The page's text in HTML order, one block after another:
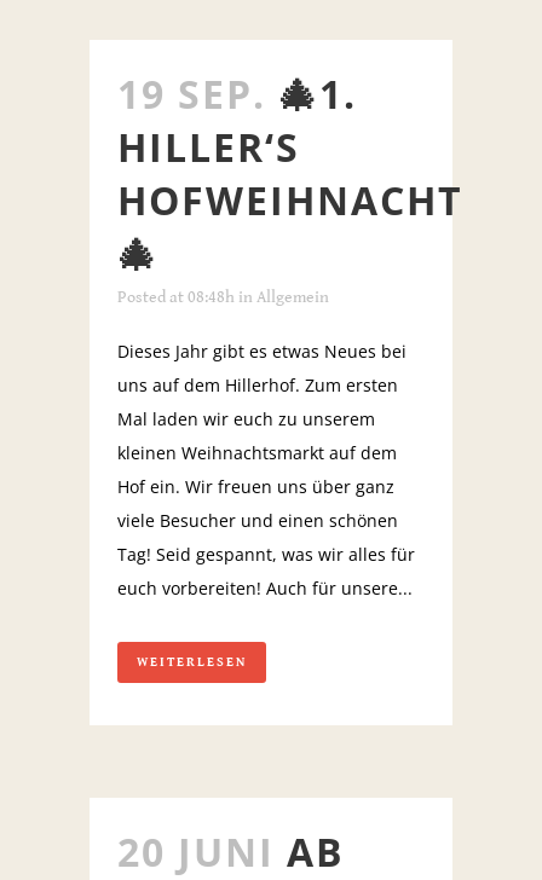
19 SEP. 🎄1.
HILLER‘S
HOFWEIHNACHT
🎄
Posted at 08:48h in Allgemein
Dieses Jahr gibt es etwas Neues bei
uns auf dem Hillerhof. Zum ersten
Mal laden wir euch zu unserem
kleinen Weihnachtsmarkt auf dem
Hof ein. Wir freuen uns über ganz
viele Besucher und einen schönen
Tag! Seid gespannt, was wir alles für
euch vorbereiten! Auch für unsere...
WEITERLESEN
20 JUNI AB